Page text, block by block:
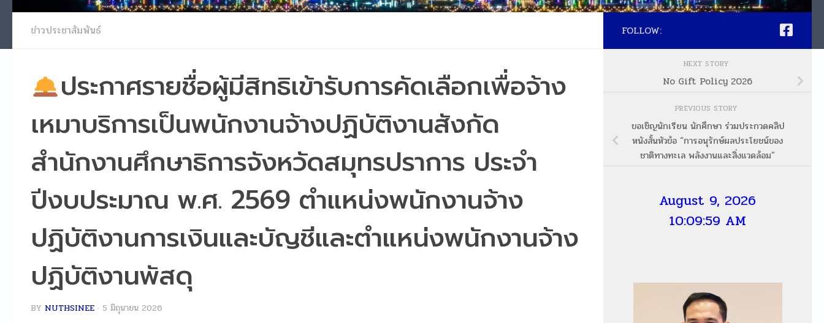
ข่าวประชาสัมพันธ์
ประกาศรายชื่อผู้มีสิทธิเข้ารับการคัดเลือกเพื่อจ้าง
เหมาบริการเป็นพนักงานจ้างปฏิบัติงานสังกัด
สำนักงานศึกษาธิการจังหวัดสมุทรปราการ ประจำ
ปีงบประมาณ พ.ศ. 2569 ตำแหน่งพนักงานจ้าง
ปฏิบัติงานการเงินและบัญชีและตำแหน่งพนักงานจ้าง
ปฏิบัติงานพัสดุ
BY NUTHSINEE · 5 มิถุนายน 2026
FOLLOW:
NEXT STORY
No Gift Policy 2026
PREVIOUS STORY
ขอเชิญนักเรียน นักศึกษา ร่วมประกวดคลิป
หนังสั้นหัวข้อ “การอนุรักษ์ผลประโยชน์ของ
ชาติทางทะเล พลังงานและสิ่งแวดล้อม”
August 9, 2026
10:10:00 AM